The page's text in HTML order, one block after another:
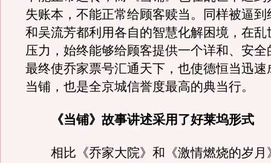
失账本，不能正常给顾客赎当。同样被逼到
和吴流芳都利用各自的智慧化解困境，在乱
压力，始终能够给顾客提供一个详和、安全
最终使乔家票号汇通天下，也使德恒当迅速
当铺，也是全京城信誉度最高的典当行。
《当铺》故事讲述采用了好莱坞形式
相比《乔家大院》和《激情燃烧的岁月